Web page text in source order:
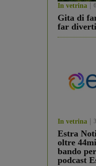
In vetrina
Gita di
far
In vetrina
Estra
oltre
bando
podcast